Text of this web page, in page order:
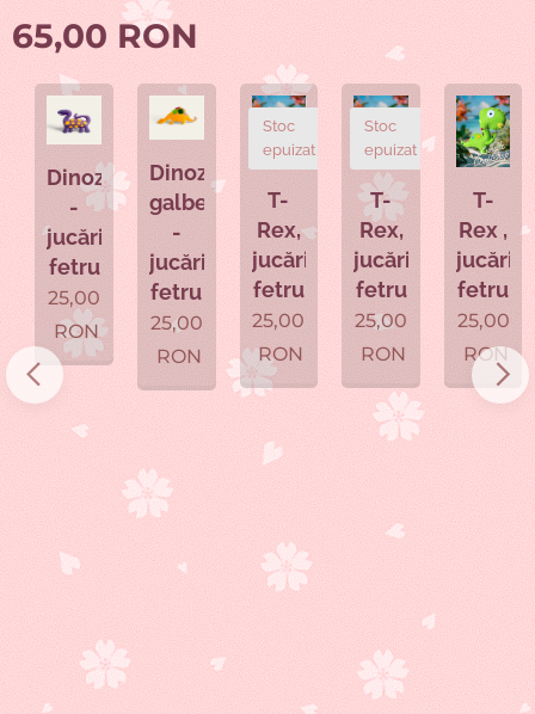
65,00 RON
Dinozaur
jucărie
fetru
25,00
RON
Dinozaurul
galben
jucărie
fetru
25,00
RON
T-
Rex,
jucărie
fetru
Stoc
epuizat
25,00
RON
T-
Rex,
jucărie
fetru
Stoc
epuizat
25,00
RON
T-
Rex ,
jucărie
fetru
25,00
RON